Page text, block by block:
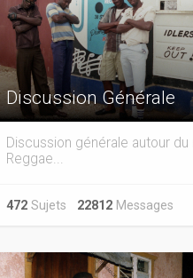
Discussion Générale
Discussion générale autour
Reggae...
472 Sujets 22812 Messages